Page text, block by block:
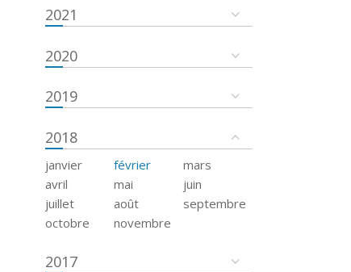
2021
2020
2019
2018
janvier février
mars
avril
mai
juin
juillet
août
septembre
octobre
novembre
2017